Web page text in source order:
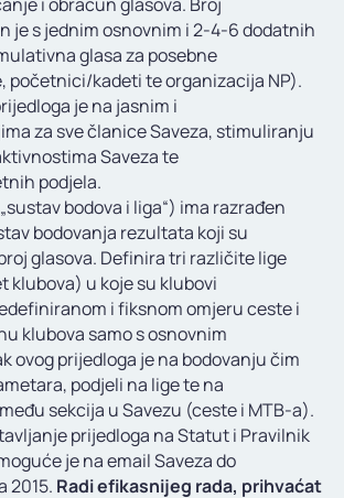
je s jednim osnovnim i 2-4-6 dodatnih
glasa za posebne
početnici/kadeti te organizacija NP).
je na jasnim i
za sve članice Saveza, stimuliranju
Saveza te
podjela.
bodova i liga“) ima razrađen
bodovanja rezultata koji su
glasova. Definira tri različite lige
klubova) u koje su klubovi
i fiksnom omjeru ceste i
klubova samo s osnovnim
ovog prijedloga je na bodovanju čim
podjeli na lige te na
sekcija u Savezu (ceste i MTB-a).
prijedloga na Statut i Pravilnik
je na email Saveza do
2015. Radi efikasnijeg rada, prihvaćat